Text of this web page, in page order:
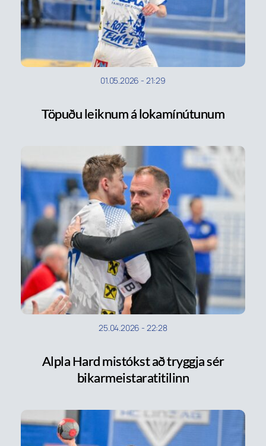
01.05.2026 - 21:29
Töpuðu leiknum á lokamínútunum
25.04.2026 - 22:28
Alpla Hard mistókst að tryggja sér
bikarmeistaratitilinn